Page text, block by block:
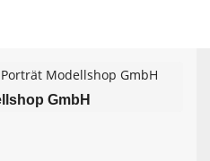
Porträt Modellshop GmbH
GmbH